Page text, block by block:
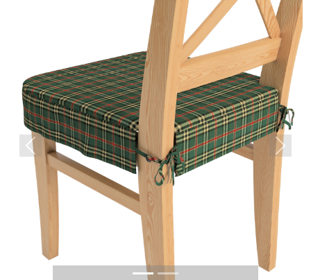
Previous Next